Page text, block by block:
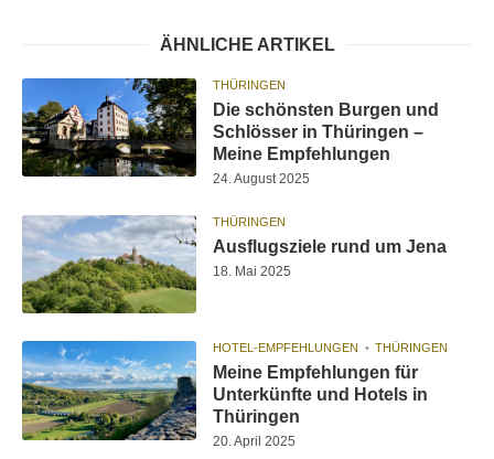
ÄHNLICHE ARTIKEL
THÜRINGEN
Die schönsten Burgen und
Schlösser in Thüringen –
Meine Empfehlungen
24. August 2025
THÜRINGEN
Ausflugsziele rund um Jena
18. Mai 2025
HOTEL-EMPFEHLUNGEN THÜRINGEN
Meine Empfehlungen für
Unterkünfte und Hotels in
Thüringen
20. April 2025